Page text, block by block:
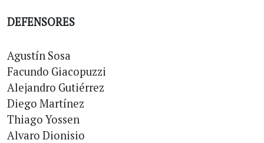
DEFENSORES
Agustín Sosa
Facundo Giacopuzzi
Alejandro Gutiérrez
Diego Martínez
Thiago Yossen
Alvaro Dionisio